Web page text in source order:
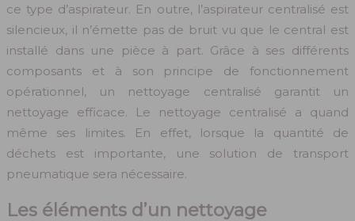
ce type d’aspirateur. En outre, l’aspirateur centralisé est
silencieux, il n’émette pas de bruit vu que le central est
installé dans une pièce à part. Grâce à ses différents
composants et à son principe de fonctionnement
opérationnel, un nettoyage centralisé garantit un
nettoyage efficace. Le nettoyage centralisé a quand
même ses limites. En effet, lorsque la quantité de
déchets est importante, une solution de transport
pneumatique sera nécessaire.
Les éléments d’un nettoyage